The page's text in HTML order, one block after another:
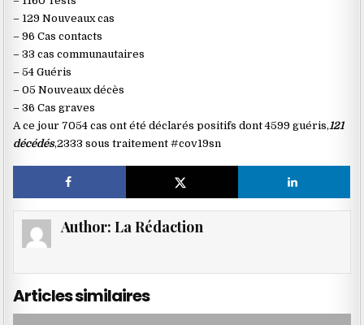
– 129 Nouveaux cas
– 96 Cas contacts
– 33 cas communautaires
– 54 Guéris
– 05 Nouveaux décès
– 36 Cas graves
A ce jour 7054 cas ont été déclarés positifs dont 4599 guéris,121
décédés,2333 sous traitement #cov19sn
Author: La Rédaction
Articles similaires